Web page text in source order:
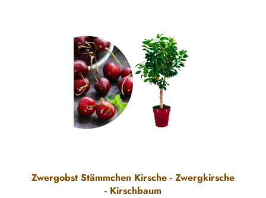
Zwergobst Stämmchen Kirsche - Zwergkirsche
- Kirschbaum